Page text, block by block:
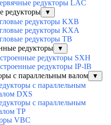
редукторы LAC
редукторы
▼
редукторы KXB
редукторы KXA
редукторы TB
редукторы
▼
редукторы SXH
редукторы IP-IB
с параллельным валом
▼
с параллельным
DXS
с параллельным
TP
VBC